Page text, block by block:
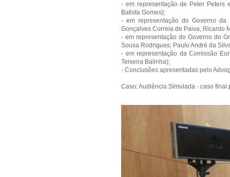
- em representação de Peter Peters
Batista Gomes);
- em representação do Governo da
Gonçalves Correia de Paiva; Ricardo
- em representação do Governo do
Sousa Rodrigues; Paulo André da
- em representação da Comissão
Teixeira Balinha);
- Conclusões apresentadas pelo
Caso:Audiência Simulada - caso